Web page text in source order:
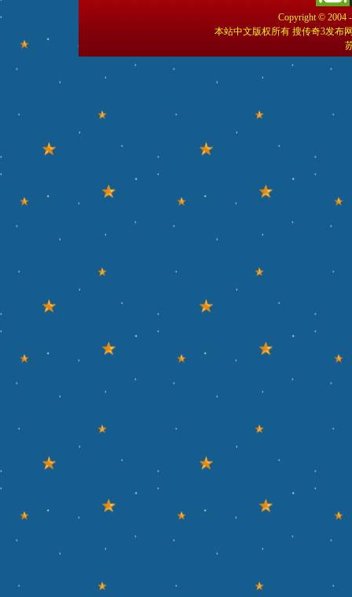
Copyright © 2004
本站中文版权所有 搜传奇3发布